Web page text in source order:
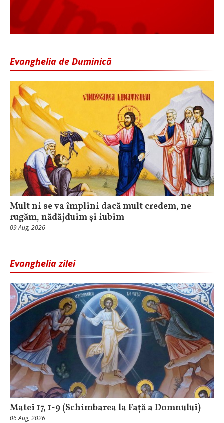
Evanghelia de Duminică
Mult ni se va împlini dacă mult credem, ne
rugăm, nădăjduim și iubim
09 Aug, 2026
Evanghelia zilei
Matei 17, 1-9 (Schimbarea la Față a Domnului)
06 Aug, 2026